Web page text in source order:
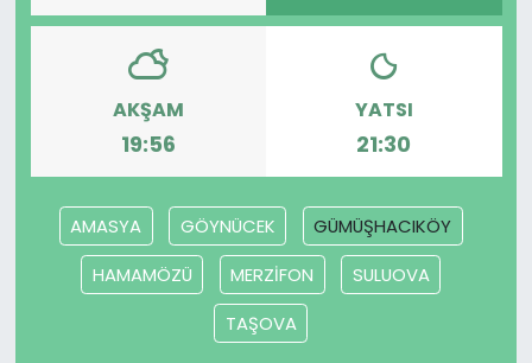
AKŞAM
19:56
YATSI
21:30
AMASYA GÖYNÜCEK
GÜMÜŞHACIKÖY
HAMAMÖZÜ
MERZİFON
SULUOVA
TAŞOVA
Politika
SAĞLIK
Teknoloji
TÜRKiYE